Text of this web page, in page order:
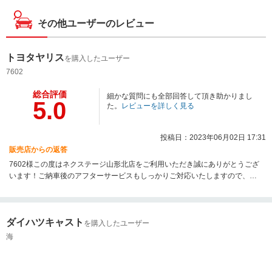
その他ユーザーのレビュー
トヨタヤリスを購入したユーザー
7602
総合評価
5.0
細かな質問にも全部回答して頂き助かりまし
た。 レビューを詳しく見る
投稿日：2023年06月02日 17:31
販売店からの返答
7602様この度はネクステージ山形北店をご利用いただき誠にありがとうござ
います！ご納車後のアフターサービスもしっかりご対応いたしますので、引
ダイハツキャスト を購入したユーザー
海